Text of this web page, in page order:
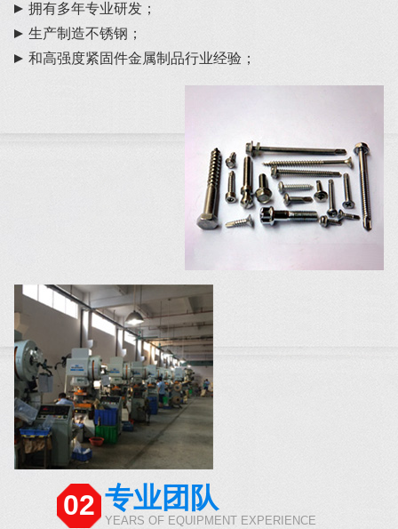
拥有多年专业研发；
生产制造不锈钢；
和高强度紧固件金属制品行业经验；
02 专业团队
YEARS OF EQUIPMENT EXPERIENCE